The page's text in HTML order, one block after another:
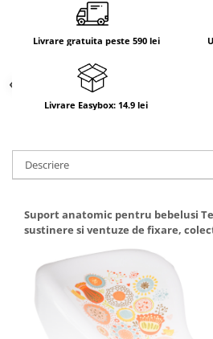
Livrare gratuita peste 590 lei
Livrare Easybox: 14.9 lei
Descriere
Suport anatomic pentru bebelusi
sustinere si ventuze de fixare,